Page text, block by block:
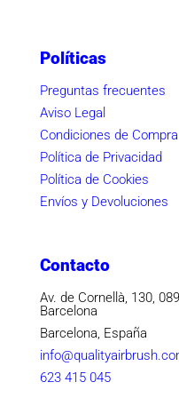
Políticas
Preguntas frecuentes
Aviso Legal
Condiciones de Compra
Política de Privacidad
Política de Cookies
Envíos y Devoluciones
Contacto
Av. de Cornellà, 130,
Barcelona
Barcelona, España
623 415 045